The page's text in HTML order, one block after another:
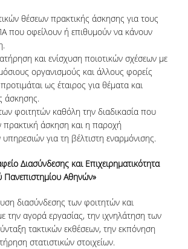
θέσεων πρακτικής άσκησης για τους
που οφείλουν ή επιθυμούν να κάνουν
και ενίσχυση ποιοτικών σχέσεων με
οργανισμούς και άλλους φορείς
ως έταιρος για θέματα και
άσκησης.
φοιτητών καθόλη την διαδικασία που
πρακτική άσκηση και η παροχή
για τη βέλτιστη εναρμόνισης.
Διασύνδεσης και Επιχειρηματικότητα
Πανεπιστημίου Αθηνών»
διασύνδεσης των φοιτητών και
την αγορά εργασίας, την ιχνηλάτηση των
τακτικών εκθέσεων, την εκπόνηση
στατιστικών στοιχείων.